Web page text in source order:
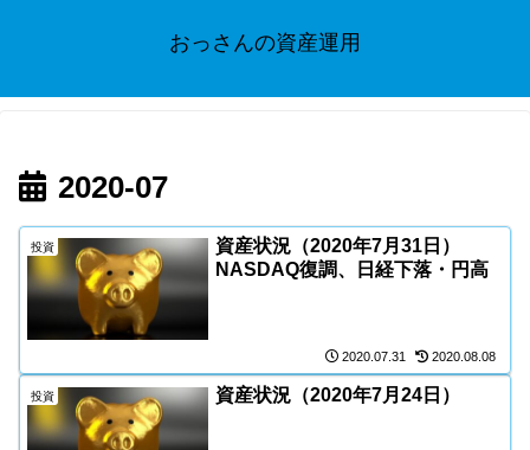
おっさんの資産運用
2020-07
投資
資産状況（2020年7月31日）
NASDAQ復調、日経下落・円高
2020.07.31 2020.08.08
投資 資産状況（2020年7月24日）